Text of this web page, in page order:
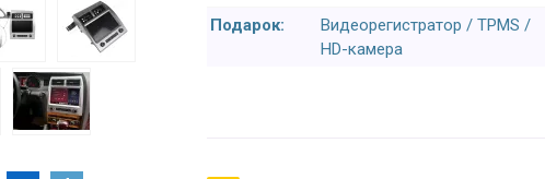
Подарок:
Видеорегистратор / TPMS /
HD-камера